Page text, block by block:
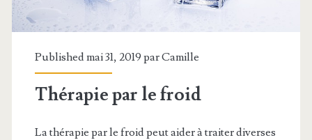
Published mai 31, 2019 parCamille
Thérapie par le froid
La thérapie par le froid peut aider à traiter diverses